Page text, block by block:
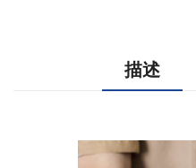
描述